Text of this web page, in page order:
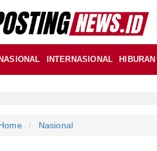
NASIONAL INTERNASIONAL HIBURAN
Nasional